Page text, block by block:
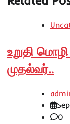
உறுதி
முதல்வர்..
0